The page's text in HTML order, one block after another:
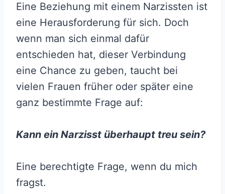
Eine Beziehung mit einem Narzissten ist
eine Herausforderung für sich. Doch
wenn man sich einmal dafür
entschieden hat, dieser Verbindung
eine Chance zu geben, taucht bei
vielen Frauen früher oder später eine
ganz bestimmte Frage auf:
Kann ein Narzisst überhaupt treu sein?
Eine berechtigte Frage, wenn du mich
fragst.